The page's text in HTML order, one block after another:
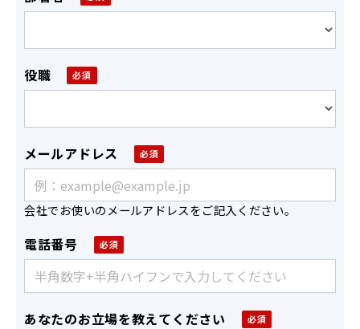
役職
メールアドレス
会社でお使いのメールアドレスをご記入ください。
電話番号
あなたのお立場を教えてください